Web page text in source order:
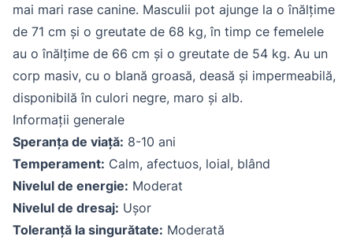
mai mari rase canine. Masculii pot ajunge la o înălțime
de 71 cm și o greutate de 68 kg, în timp ce femelele
au o înălțime de 66 cm și o greutate de 54 kg. Au un
corp masiv, cu o blană groasă, deasă și impermeabilă,
disponibilă în culori negre, maro și alb.
Informații generale
Speranța de viață: 8-10 ani
Temperament: Calm, afectuos, loial, blând
Nivelul de energie: Moderat
Nivelul de dresaj: Ușor
Toleranță la singurătate: Moderată